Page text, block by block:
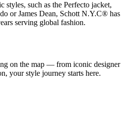
styles, such as the Perfecto jacket,
or James Dean, Schott N.Y.C® has
serving global fashion.
on the map — from iconic designer
your style journey starts here.